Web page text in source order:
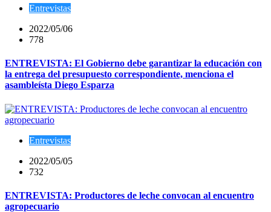
Entrevistas
2022/05/06
778
ENTREVISTA: El Gobierno debe garantizar la educación con
la entrega del presupuesto correspondiente, menciona el
asambleísta Diego Esparza
Entrevistas
2022/05/05
732
ENTREVISTA: Productores de leche convocan al encuentro
agropecuario